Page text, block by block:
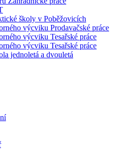
školy v Poběžovicích
výcviku Prodavačské práce
výcviku Tesařské práce
výcviku Tesařské práce
jednoletá a dvouletá